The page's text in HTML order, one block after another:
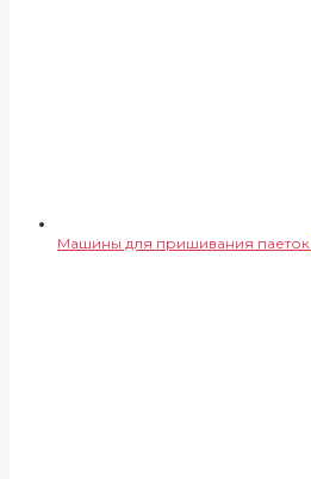
Машины для пришивания паеток